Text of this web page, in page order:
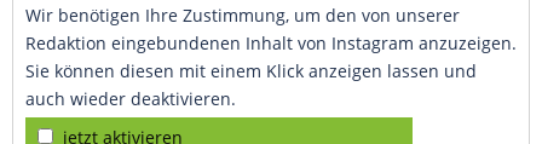
Wir benötigen Ihre Zustimmung, um den von unserer
Redaktion eingebundenen Inhalt von Instagram anzuzeigen.
Sie können diesen mit einem Klick anzeigen lassen und
auch wieder deaktivieren.
jetzt aktivieren